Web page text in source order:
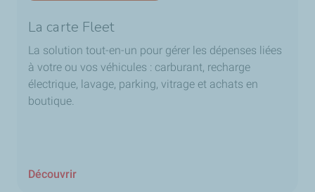
La carte Fleet
La solution tout-en-un pour gérer les dépenses liées
à votre ou vos véhicules : carburant, recharge
électrique, lavage, parking, vitrage et achats en
boutique.
Découvrir